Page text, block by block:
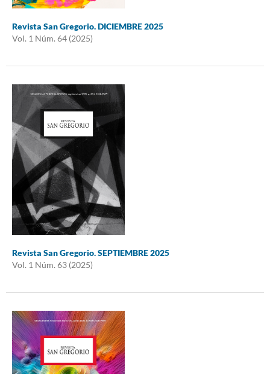
Revista San Gregorio. DICIEMBRE 2025
Vol. 1 Núm. 64 (2025)
Revista San Gregorio. SEPTIEMBRE 2025
Vol. 1 Núm. 63 (2025)